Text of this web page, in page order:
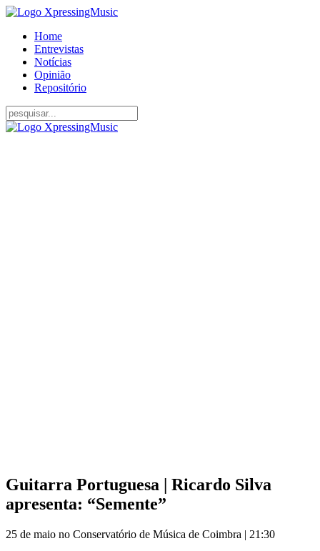
Home
Entrevistas
Notícias
Opinião
Repositório
Guitarra Portuguesa | Ricardo Silva
apresenta: “Semente”
25 de maio no Conservatório de Música de Coimbra | 21:30